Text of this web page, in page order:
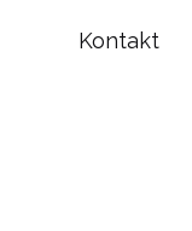
Kontakt